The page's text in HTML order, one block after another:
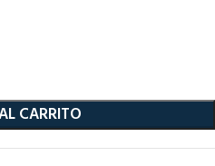
CARRITO